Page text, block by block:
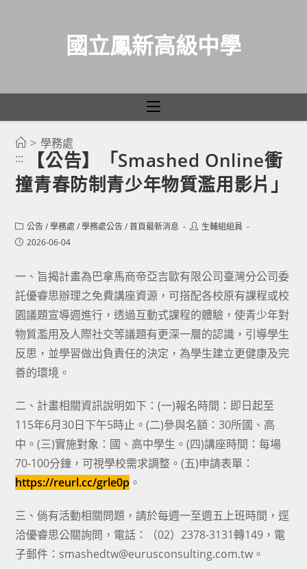
國立鳳新高級中學
> 學務處
:::
【公告】「Smashed Online衝
撞青春防制青少年物質濫用影片」
Post
category:
公告 / 學務處 / 學務處公告 / 首頁最新消息
Post生輔組組員
Post2026-06-04
一、旨揭計畫為巴拿馬商帝亞吉歐有限公司臺灣分公司委
託優睿思辦理之免費講座資源，可搭配各校原有課程或校
園議題宣導週進行，透過互動式課程的體驗，使青少年對
物質濫用及人際社交等議題有更深一層的認識，引導學生
反思，並學習做出負責任的決定，為學生建立更健康及完
善的環境。
二、計畫相關資訊說明如下：(一)報名時間：即日起至
115年6月30日下午5時止。(二)參與名額：30所國、高
中。(三)實施對象：國、高中學生。(四)講座時間：每場
70-100分鐘，可視學校需求調整。(五)申請表單：
https://reurl.cc/grle0p 。
三、倘有活動相關問題，請於每週一至週五上班時間，逕
洽優睿思公關詢問，電話：（02）2378-3131轉149，電
子郵件：smashedtw@eurusconsulting.com.tw。